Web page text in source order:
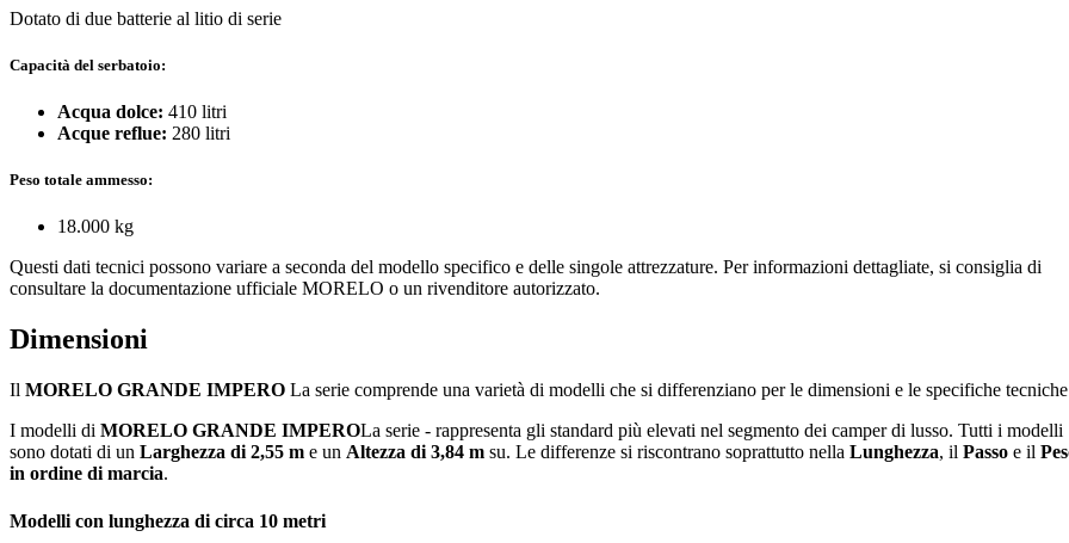
Dotato di due batterie al litio di serie
Capacità del serbatoio:
Acqua dolce: 410 litri
Acque reflue: 280 litri
Peso totale ammesso:
18.000 kg
Questi dati tecnici possono variare a seconda del modello specifico e delle singole attrezzature. Per informazioni dettagliate, si consiglia di
consultare la documentazione ufficiale MORELO o un rivenditore autorizzato.
Dimensioni
Il MORELO GRANDE IMPERO La serie comprende una varietà di modelli che si differenziano per le dimensioni e le specifiche
I modelli di MORELO GRANDE IMPEROLa serie - rappresenta gli standard più elevati nel segmento dei camper di lusso. Tutti i modelli
sono dotati di un Larghezza di 2,55 m e un Altezza di 3,84 m su. Le differenze si riscontrano soprattutto nella Lunghezza, il Passo e il
in ordine di marcia.
Modelli con lunghezza di circa 10 metri